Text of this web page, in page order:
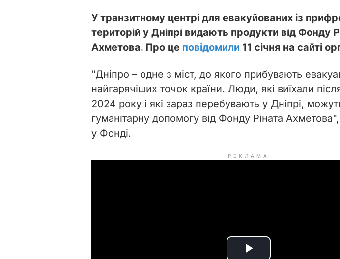
У транзитному центрі для евакуйованих із
територій у Дніпрі видають продукти від Фонду
Ахметова. Про це повідомили 11 січня на сайті
"Дніпро – одне з міст, до якого прибувають
найгарячіших точок країни. Люди, які виїхали
2024 року і які зараз перебувають у Дніпрі,
гуманітарну допомогу від Фонду Ріната
у Фонді.
РЕКЛАМА